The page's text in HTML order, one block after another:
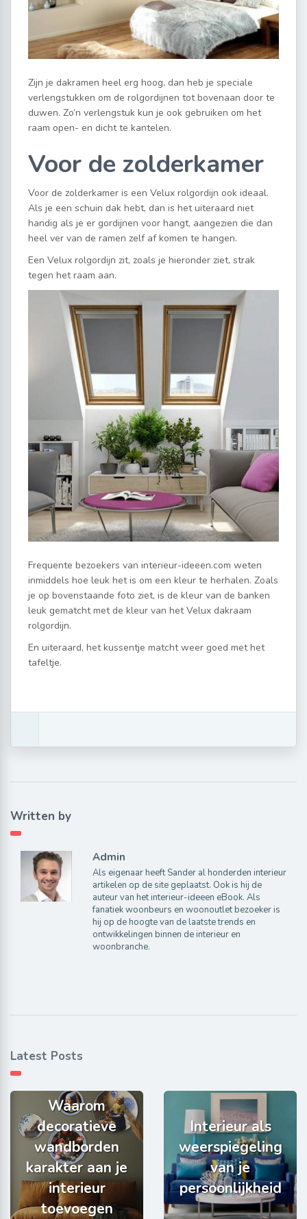
Zijn je dakramen heel erg hoog, dan heb je speciale
verlengstukken om de rolgordijnen tot bovenaan door te
duwen. Zo’n verlengstuk kun je ook gebruiken om het
raam open- en dicht te kantelen.
Voor de zolderkamer
Voor de zolderkamer is een Velux rolgordijn ook ideaal.
Als je een schuin dak hebt, dan is het uiteraard niet
handig als je er gordijnen voor hangt, aangezien die dan
heel ver van de ramen zelf af komen te hangen.
Een Velux rolgordijn zit, zoals je hieronder ziet, strak
tegen het raam aan.
Frequente bezoekers van interieur-ideeen.com weten
inmiddels hoe leuk het is om een kleur te herhalen. Zoals
je op bovenstaande foto ziet, is de kleur van de banken
leuk gematcht met de kleur van het Velux dakraam
rolgordijn.
En uiteraard, het kussentje matcht weer goed met het
tafeltje.
Written by
Admin
Als eigenaar heeft Sander al honderden interieur
artikelen op de site geplaatst. Ook is hij de
auteur van het interieur-ideeen eBook. Als
fanatiek woonbeurs en woonoutlet bezoeker is
hij op de hoogte van de laatste trends en
ontwikkelingen binnen de interieur en
woonbranche.
Latest Posts
Waarom
decoratieve
wandborden
karakter aan je
interieur
toevoegen
Interieur als
weerspiegeling
van je
persoonlijkheid